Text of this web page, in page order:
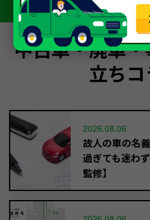
中古車・廃車
立ち
2026.08.06
故人の車の名
過ぎても迷わ
監修】